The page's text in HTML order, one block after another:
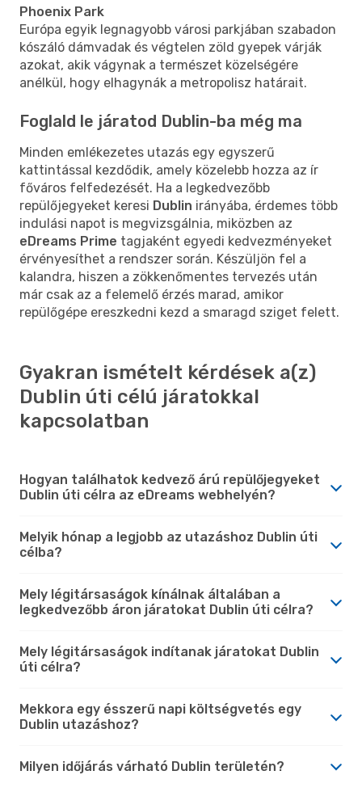
Phoenix Park
Európa egyik legnagyobb városi parkjában szabadon
kószáló dámvadak és végtelen zöld gyepek várják
azokat, akik vágynak a természet közelségére
anélkül, hogy elhagynák a metropolisz határait.
Foglald le járatod Dublin-ba még ma
Minden emlékezetes utazás egy egyszerű
kattintással kezdődik, amely közelebb hozza az ír
főváros felfedezését. Ha a legkedvezőbb
repülőjegyeket keresi Dublin irányába, érdemes több
indulási napot is megvizsgálnia, miközben az
eDreams Prime tagjaként egyedi kedvezményeket
érvényesíthet a rendszer során. Készüljön fel a
kalandra, hiszen a zökkenőmentes tervezés után
már csak az a felemelő érzés marad, amikor
repülőgépe ereszkedni kezd a smaragd sziget felett.
Gyakran ismételt kérdések a(z)
Dublin úti célú járatokkal
kapcsolatban
Hogyan találhatok kedvező árú repülőjegyeket
Dublin úti célra az eDreams webhelyén?
Melyik hónap a legjobb az utazáshoz Dublin úti
célba?
Mely légitársaságok kínálnak általában a
legkedvezőbb áron járatokat Dublin úti célra?
Mely légitársaságok indítanak járatokat Dublin
úti célra?
Mekkora egy ésszerű napi költségvetés egy
Dublin utazáshoz?
Milyen időjárás várható Dublin területén?